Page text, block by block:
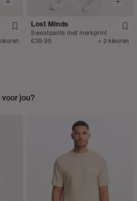
Lost Minds
Sweatpants met merkprint
€39.95
+ 2 kleuren
jou?